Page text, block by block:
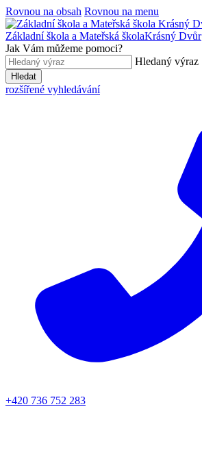
Rovnou na obsah Rovnou na menu
Základní škola a Mateřská školaKrásný Dvůr
Jak Vám můžeme pomoci?
Hledaný výraz
Hledat
rozšířené vyhledávání
+420 736 752 283